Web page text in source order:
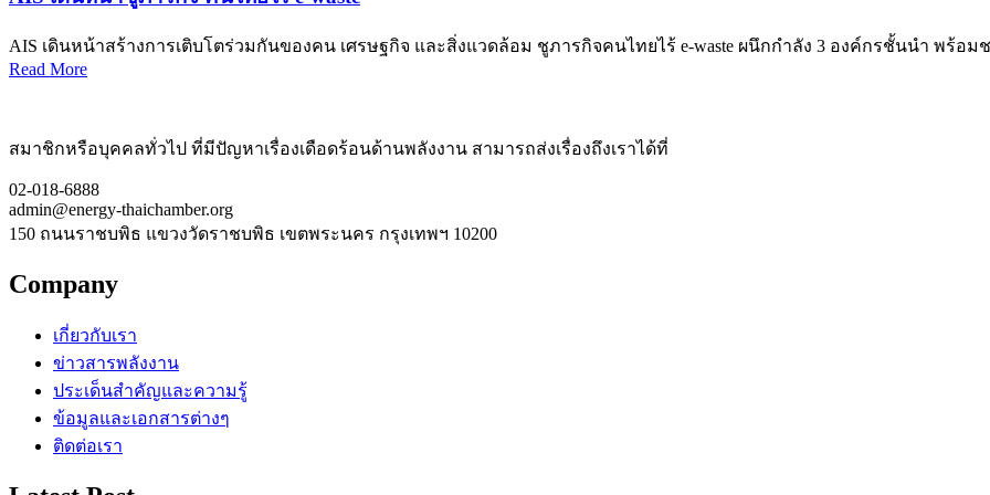
AIS เดินหน้าสร้างการเติบโตร่วมกันของคน เศรษฐกิจ และสิ่งแวดล้อม ชูภารกิจคนไทยไร้ e-waste ผนึกกำลัง 3 องค์กรชั้นนำ พร้
Read More
สมาชิกหรือบุคคลทั่วไป ที่มีปัญหาเรื่องเดือดร้อนด้านพลังงาน สามารถส่งเรื่องถึงเราได้ที่
02-018-6888
admin@energy-thaichamber.org
150 ถนนราชบพิธ แขวงวัดราชบพิธ เขตพระนคร กรุงเทพฯ 10200
Company
เกี่ยวกับเรา
ข่าวสารพลังงาน
ประเด็นสำคัญและความรู้
ข้อมูลและเอกสารต่างๆ
ติดต่อเรา